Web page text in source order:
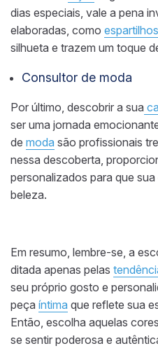
dias especiais, vale a pena
elaboradas, como espartilhos
silhueta e trazem um toque
Consultor de moda
Por último, descobrir a sua
ser uma jornada
de moda são profissionais
nessa descoberta,
personalizados para que
beleza.
Em resumo, lembre-se, a
ditada apenas pelas
seu próprio gosto e
peça íntima que reflete sua
Então, escolha aquelas
se sentir poderosa e